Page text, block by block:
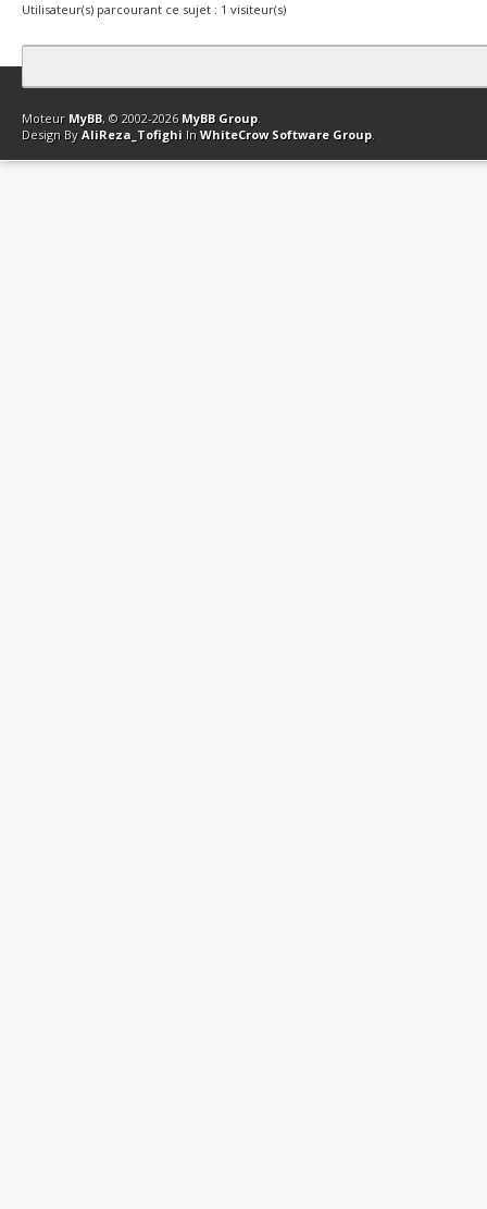
Utilisateur(s) parcourant ce sujet : 1 visiteur(s)
Contact Club Affiliation Retourner en haut Version bas-débit
Moteur MyBB, © 2002-2026 MyBB Group.
Design By AliReza_Tofighi In WhiteCrow Software Group.